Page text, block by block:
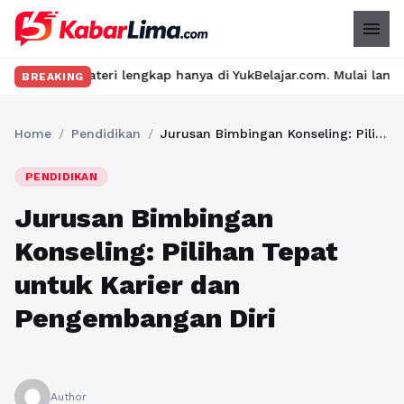
menu
BREAKING
lengkap hanya di YukBelajar.com. Mulai langkah
Home / Pendidikan / Jurusan Bimbingan Konseling: Pilihan Tepat untuk Karier dan Pengembangan Diri
PENDIDIKAN
Jurusan Bimbingan
Konseling: Pilihan Tepat
untuk Karier dan
Pengembangan Diri
Author